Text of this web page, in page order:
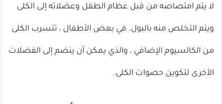
لا يتم امتصاصه من قبل عظام الطفل وعضلاته إلى الكلى
ويتم التخلص منه بالبول. في بعض الأطفال ، تتسرب الكلى
من الكالسيوم الإضافي ، والذي يمكن أن ينضم إلى الفضلات
الأخرى لتكوين حصوات الكلى.